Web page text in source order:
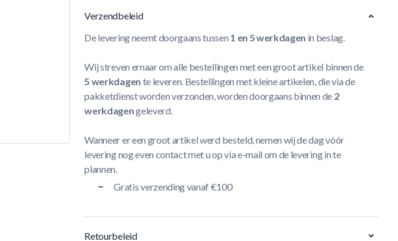
Verzendbeleid
De levering neemt doorgaans tussen 1 en 5 werkdagen in beslag.
Wij streven ernaar om alle bestellingen met een groot artikel binnen de
5 werkdagen te leveren. Bestellingen met kleine artikelen, die via de
pakketdienst worden verzonden, worden doorgaans binnen de 2
werkdagengeleverd.
Wanneer er een groot artikel werd besteld, nemen wij de dag vóór
levering nog even contact met u op via e-mail om de levering in te
plannen.
Gratis verzending vanaf €100
Retourbeleid